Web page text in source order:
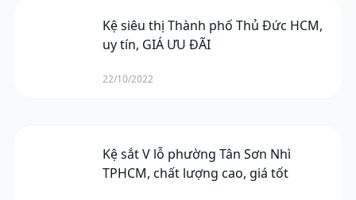
Kệ siêu thị Thành phố Thủ Đức HCM,
uy tín, GIÁ ƯU ĐÃI
22/10/2022
Kệ sắt V lỗ phường Tân Sơn Nhì
TPHCM, chất lượng cao, giá tốt